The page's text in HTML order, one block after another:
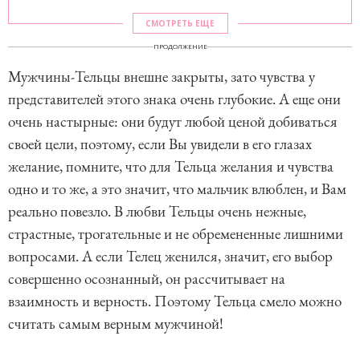
СМОТРЕТЬ ЕЩЕ
ПРОДОЛЖЕНИЕ
Мужчины-Тельцы внешне закрыты, зато чувства у
представителей этого знака очень глубокие. А еще они
очень настырные: они будут любой ценой добиваться
своей цели, поэтому, если Вы увидели в его глазах
желание, помните, что для Тельца желания и чувства
одно и то же, а это значит, что мальчик влюблен, и Вам
реально повезло. В любви Тельцы очень нежные,
страстные, трогательные и не обремененные лишними
вопросами. А если Телец женился, значит, его выбор
совершенно осознанный, он рассчитывает на
взаимность и верность. Поэтому Тельца смело можно
считать самым верным мужчиной!